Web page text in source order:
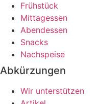
Frühstück
Mittagessen
Abendessen
Snacks
Nachspeise
Abkürzungen
Wir unterstützen